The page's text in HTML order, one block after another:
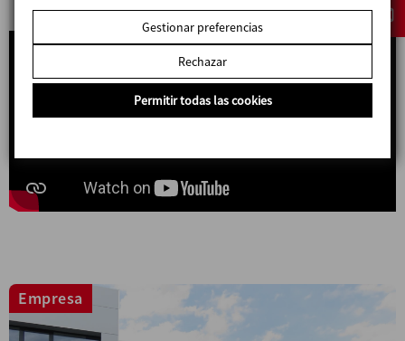
Empresa
Gestionar preferencias
Rechazar
Permitir todas las cookies